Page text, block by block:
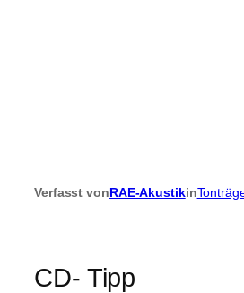
Verfasst vonRAE-Akustikin
CD- Tipp